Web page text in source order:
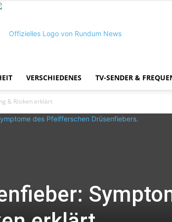
VERSCHIEDENES TV-SENDER &
& Risiken erklärt